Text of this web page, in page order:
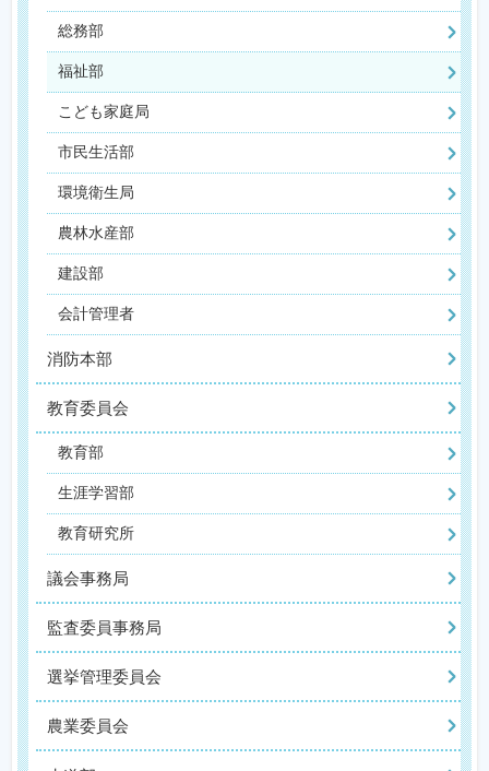
総務部
福祉部
こども家庭局
市民生活部
環境衛生局
農林水産部
建設部
会計管理者
消防本部
教育委員会
教育部
生涯学習部
教育研究所
議会事務局
監査委員事務局
選挙管理委員会
農業委員会